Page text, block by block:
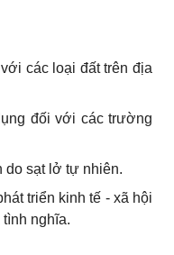
các loại đất trên địa
đối với các trường
do sạt lở tự nhiên.
triển kinh tế - xã hội
nghĩa.